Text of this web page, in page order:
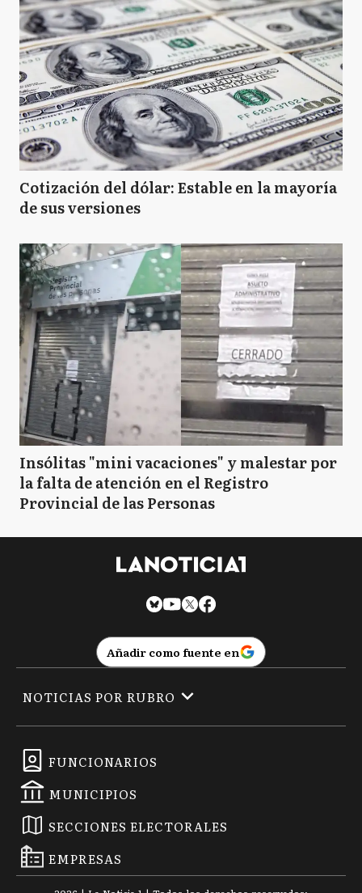
Cotización del dólar: Estable en la mayoría
de sus versiones
Insólitas "mini vacaciones" y malestar por
la falta de atención en el Registro
Provincial de las Personas
Añadir como fuente en
FUNCIONARIOS
MUNICIPIOS
SECCIONES ELECTORALES
EMPRESAS
NOTICIAS POR RUBRO